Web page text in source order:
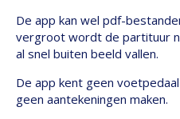
De app kan wel pdf-
vergroot wordt de partituur
al snel buiten beeld vallen.
De app kent geen
geen aantekeningen maken.